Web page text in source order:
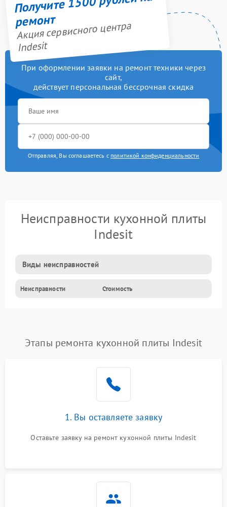
ремонт
Акция сервисного центра
Indesit
При оформлении заявки на ремонт техники через
сайт,
действует персональная бессрочная скидка
Отправляя, Вы соглашаетесь с политикой конфиденциальности
Неисправности кухонной плиты
Indesit
Виды неисправностей
Неисправности Стоимость
Этапы ремонта кухонной плиты Indesit
1. Вы оставляете заявку
Оставьте заявку на ремонт кухонной плиты Indesit